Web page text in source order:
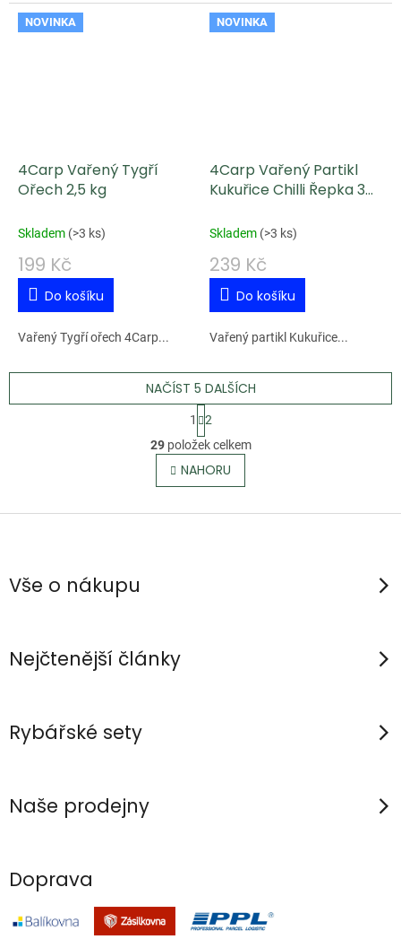
NOVINKA
4Carp Vařený Tygří
Ořech 2,5 kg
Skladem (>3 ks)
199 Kč
Do košíku
Vařený Tygří ořech 4Carp...
NOVINKA
4Carp Vařený Partikl
Kukuřice Chilli Řepka 3
Skladem (>3 ks)
239 Kč
Do košíku
Vařený partikl Kukuřice...
O
v
l
á
NAČÍST 5 DALŠÍCH
S
t
r
á
n
k
1
2
29položek celkem
NAHORU
Z
pVše o nákupu
Nejčtenější články
Rybářské sety
Naše prodejny
Doprava